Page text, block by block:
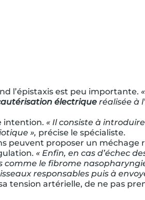
l’épistaxis est peu importante.
électrique réalisée à
intention. « Il consiste à
», précise le spécialiste.
proposer un méchage
« Enfin, en cas d’échec
le fibrome
responsables puis à
tension artérielle, de ne pas